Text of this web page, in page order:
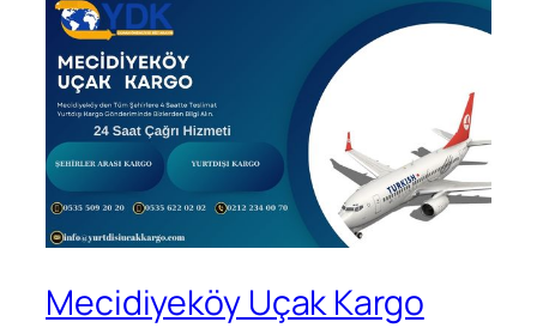
Mecidiyeköy Uçak Kargo